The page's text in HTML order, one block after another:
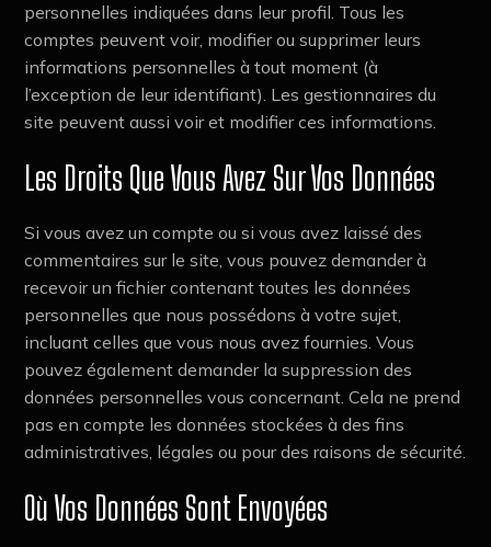
personnelles indiquées dans leur profil. Tous les
comptes peuvent voir, modifier ou supprimer leurs
informations personnelles à tout moment (à
l’exception de leur identifiant). Les gestionnaires du
site peuvent aussi voir et modifier ces informations.
Les Droits Que Vous Avez Sur Vos Données
Si vous avez un compte ou si vous avez laissé des
commentaires sur le site, vous pouvez demander à
recevoir un fichier contenant toutes les données
personnelles que nous possédons à votre sujet,
incluant celles que vous nous avez fournies. Vous
pouvez également demander la suppression des
données personnelles vous concernant. Cela ne prend
pas en compte les données stockées à des fins
administratives, légales ou pour des raisons de sécurité.
Où Vos Données Sont Envoyées